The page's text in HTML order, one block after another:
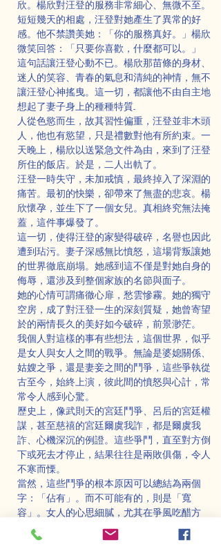
欣。楊欣對汪登的服務非常細心、無微不至。
短短幾天的相處，汪登對她產生了異常的好
感。他不禁讚美她：「你的服務真好。」楊欣
微笑回答：「只要你喜歡，什麼都可以。」
這句話讓汪登心動不已。楊欣那苗條的身材、
迷人的笑容、青春的氣息和清純的神情，無不
讓汪登心神搖曳。這一切，都讓他不由自主地
想起了妻子身上的種種特質...
人從色慾而生，故其習性偏重，汪登並非木頭
人，他也有慾望，只是禮數對他有所約束。一
天晚上，楊欣以送緊急文件為由，來到了汪登
所住的飯店。於是，二人出軌了。
汪登一時失守，未加戒慎，最終掉入了深淵的
痛苦。最初的快樂，卻帶來了無盡的悲哀。楊
欣懷孕，並生下了一個女兒。真相終究無法掩
蓋，這件事爆發了。
這一切，使得汪登的家變得破碎，名譽也因此
遭到玷污。妻子深感無比憤怒，這場背叛讓她
的世界徹底崩塌。她感到這不僅是對她自身的
侮辱，還涉及到整個家族的名節與面子。
她的心情可謂痛徹心扉，愁雲慘霧。她的獨守
空房，成了對汪登一生的深刻質疑，她曾寄望
於的兩情長久的美好如今破碎，前景渺茫。
我個人對這樣的事有些想法，這個世界，似乎
是女人與女人之間的戰爭。無論是婆媳關係、
姑嫂之爭，還是妻妾之間的鬥爭，這些爭執從
古至今，始終上演，彼此間的憤怒與心計，常
常令人感到心驚。
歷史上，像武則天的宮廷鬥爭、呂后的宮廷權
謀，甚至慈禧的宮廷爾虞我詐，都是爾虞我
詐、心機深沉的例證。這些爭鬥，直至對方倒
下或死去才停止，結果往往是兩敗俱傷，令人
不寒而慄。
當然，這些鬥爭的根本原因可以總結為兩個
字：「佔有」。而不可能有的，則是「寬
容」。女人的心思細膩，尤其在爭風吃醋方
面，往往更勝一籌。據我所知，出家人也無法
避免這樣的情況。曾有一名大師的身旁，擁有